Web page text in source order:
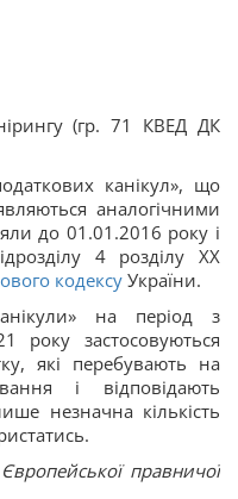
(гр. 71 КВЕД ДК
канікул», що
аналогічними
до 01.01.2016 року і
4 розділу XX
кодексуУкраїни.
на період з
року застосовуються
які перебувають на
і відповідають
незначна кількість
правничої